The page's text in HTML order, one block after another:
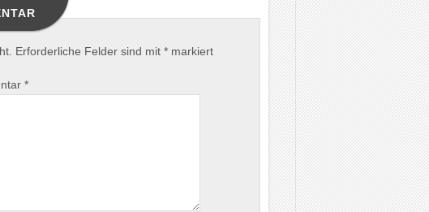
Erforderliche Felder sind mit * markiert
*